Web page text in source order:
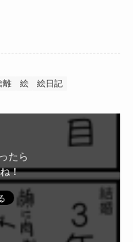
離 絵 絵日記
たら
！